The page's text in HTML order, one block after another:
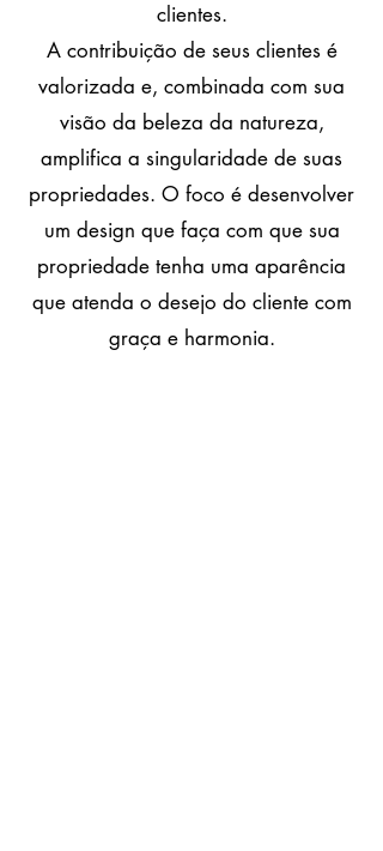
clientes.
A contribuição de seus clientes é
valorizada e, combinada com sua
visão da beleza da natureza,
amplifica a singularidade de suas
propriedades. O foco é desenvolver
um design que faça com que sua
propriedade tenha uma aparência
que atenda o desejo do cliente com
graça e harmonia.